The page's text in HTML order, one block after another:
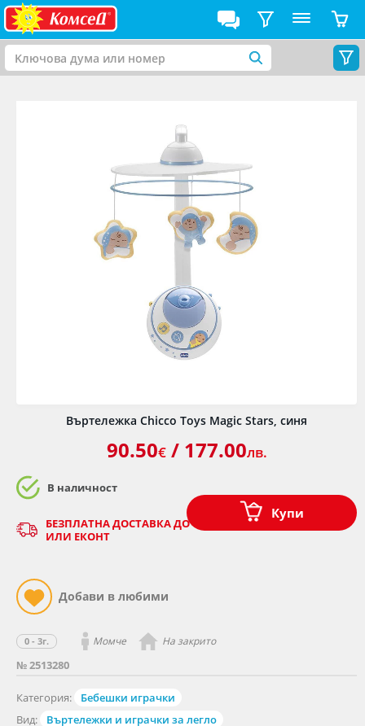
Въртележка Chicco Toys Magic Stars, синя
№ 2513280
Категория:
Бебешки играчки
Вид:
Въртележки и играчки за легло
0 - 3г. Момче На закрито
90.50€/ 177.00лв.
В наличност
Купи
БЕЗПЛАТНА ДОСТАВКА ДО ОФИС НА КУРИЕР - СПИДИ
ИЛИ ЕКОНТ